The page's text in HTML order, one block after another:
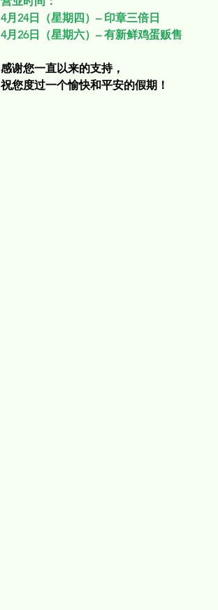
4月24日（星期四）– 印章三倍日
4月26日（星期六）– 有新鲜鸡蛋贩售
感谢您一直以来的支持，
祝您度过一个愉快和平安的假期！